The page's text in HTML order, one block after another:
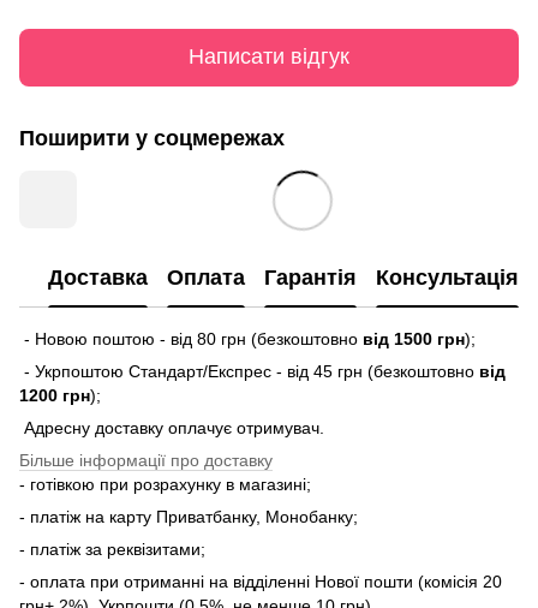
Написати відгук
Поширити у соцмережах
Доставка Оплата Гарантія Консультація
- Новою поштою - від 80 грн (безкоштовно від 1500 грн);
- Укрпоштою Стандарт/Експрес - від 45 грн (безкоштовно від
1200 грн);
Адресну доставку оплачує отримувач.
Більше інформації про доставку
- готівкою при розрахунку в магазині;
- платіж на карту Приватбанку, Монобанку;
- платіж за реквізитами;
- оплата при отриманні на відділенні Нової пошти (комісія 20